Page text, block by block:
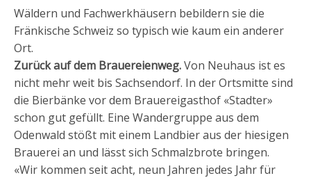
Wäldern und Fachwerkhäusern bebildern sie die
Fränkische Schweiz so typisch wie kaum ein anderer
Ort.
Zurück auf dem Brauereienweg.Von Neuhaus ist es
nicht mehr weit bis Sachsendorf. In der Ortsmitte sind
die Bierbänke vor dem Brauereigasthof «Stadter»
schon gut gefüllt. Eine Wandergruppe aus dem
Odenwald stößt mit einem Landbier aus der hiesigen
Brauerei an und lässt sich Schmalzbrote bringen.
«Wir kommen seit acht, neun Jahren jedes Jahr für